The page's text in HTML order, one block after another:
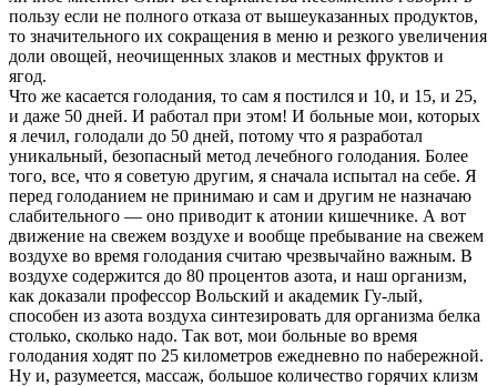
пользу если не полного отказа от вышеуказанных продуктов,
то значительного их сокращения в меню и резкого увеличения
доли овощей, неочищенных злаков и местных фруктов и
ягод.
Что же касается голодания, то сам я постился и 10, и 15, и 25,
и даже 50 дней. И работал при этом! И больные мои, которых
я лечил, голодали до 50 дней, потому что я разработал
уникальный, безопасный метод лечебного голодания. Более
того, все, что я советую другим, я сначала испытал на себе. Я
перед голоданием не принимаю и сам и другим не назначаю
слабительного — оно приводит к атонии кишечнике. А вот
движение на свежем воздухе и вообще пребывание на свежем
воздухе во время голодания считаю чрезвычайно важным. В
воздухе содержится до 80 процентов азота, и наш организм,
как доказали профессор Вольский и академик Гу-лый,
способен из азота воздуха синтезировать для организма белка
столько, сколько надо. Так вот, мои больные во время
голодания ходят по 25 километров ежедневно по набережной.
Ну и, разумеется, массаж, большое количество горячих клизм